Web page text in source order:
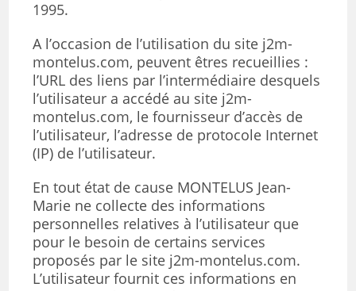
1995.
A l’occasion de l’utilisation du site j2m-
montelus.com, peuvent êtres recueillies :
l’URL des liens par l’intermédiaire desquels
l’utilisateur a accédé au site j2m-
montelus.com, le fournisseur d’accès de
l’utilisateur, l’adresse de protocole Internet
(IP) de l’utilisateur.
En tout état de cause MONTELUS Jean-
Marie ne collecte des informations
personnelles relatives à l’utilisateur que
pour le besoin de certains services
proposés par le site j2m-montelus.com.
L’utilisateur fournit ces informations en